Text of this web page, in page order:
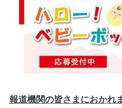
報道機関の皆さまにおかれ